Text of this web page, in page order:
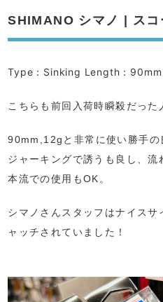
SHIMANO シマノ | スコ
Type：Sinking Length：
こちらも前回入荷時瞬殺だった
90mm,12gと非常に使い勝手の
ジャーキングで誘うも良し、
本流での使用もOK。
シマノさんスタッフはナイス
ャッチされていました！